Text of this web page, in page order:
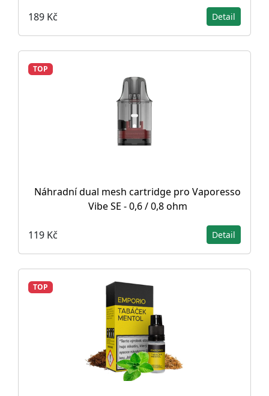
189 Kč Detail
TOP
Náhradní dual mesh cartridge pro Vaporesso
Vibe SE - 0,6 / 0,8 ohm
119 Kč Detail
TOP